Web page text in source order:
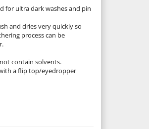
for ultra dark washes and pin
and dries very quickly so
process can be
contain solvents.
a flip top/eyedropper